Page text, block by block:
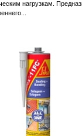
нагрузкам.